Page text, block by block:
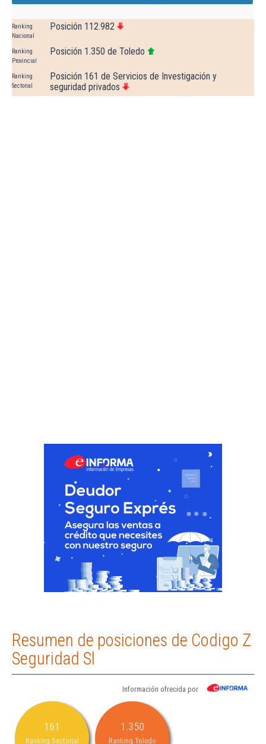
Ranking
Nacional
Posición 112.982
Ranking
Provincial
Posición 1.350 de Toledo
Ranking
Sectorial
Posición 161 de Servicios de Investigación y
seguridad privados
Resumen de posiciones de Codigo Z
Seguridad Sl
Información ofrecida por
161
Ranking Sectorial
1.350
Ranking Toledo